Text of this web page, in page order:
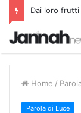
Dai loro
Home /
Parola di Luce